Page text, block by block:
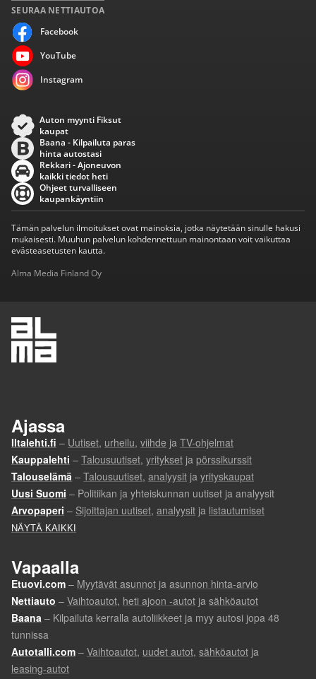
SEURAA NETTIAUTOA
Facebook
YouTube
Instagram
Auton myynti Fiksut
kaupat
Baana - Kilpailuta paras
hinta autostasi
Rekkari - Ajoneuvon
kaikki tiedot heti
Ohjeet turvalliseen
kaupankäyntiin
Tämän palvelun ilmoitukset ovat mainoksia, jotka näytetään sinulle hakusi
mukaisesti. Muuhun palvelun kohdennettuun mainontaan voit vaikuttaa
evästeasetusten kautta.
Alma Media Finland Oy